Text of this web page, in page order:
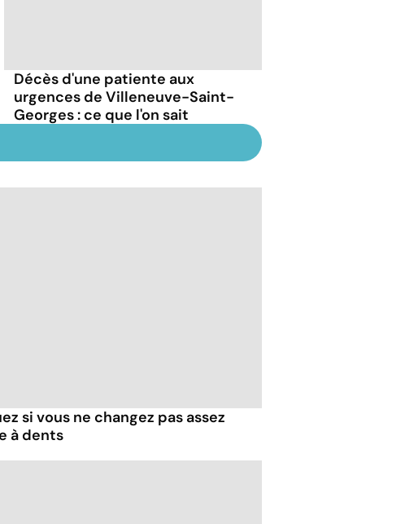
Décès d'une patiente aux
urgences de Villeneuve-Saint-
Georges : ce que l'on sait
si vous ne changez pas assez
à dents